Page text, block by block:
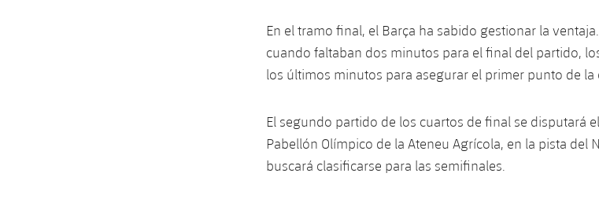
En el tramo final, el Barça ha sabido gestionar la
cuando faltaban dos minutos para el final del partido,
los últimos minutos para asegurar el primer punto de la
El segundo partido de los cuartos de final se disputará
Pabellón Olímpico de la Ateneu Agrícola, en la pista del
buscará clasificarse para las semifinales.